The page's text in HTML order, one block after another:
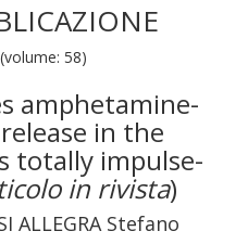
58)
amphetamine-
in the
totally impulse-
in rivista)
ALLEGRA Stefano